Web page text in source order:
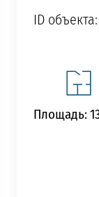
ID объекта:
Площадь: